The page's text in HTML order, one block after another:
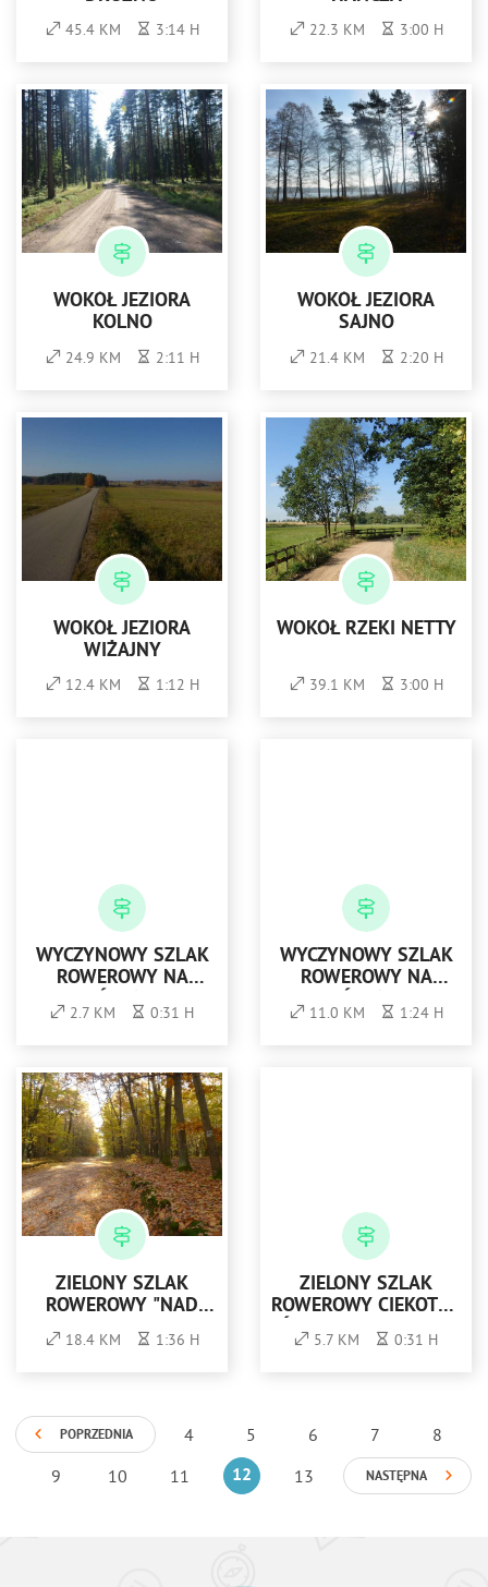
45.4 KM 3:14 H 22.3 KM 3:00 H
WOKÓŁ JEZIORA
KOLNO
24.9 KM 2:11 H
WOKÓŁ JEZIORA
SAJNO
21.4 KM 2:20 H
WOKÓŁ JEZIORA
WIŻAJNY
12.4 KM 1:12 H
WOKÓŁ RZEKI NETTY
39.1 KM 3:00 H
WYCZYNOWY SZLAK
ROWEROWY NA
PIERŚCIENICĘ -
CZERWONY
2.7 KM 0:31 H
WYCZYNOWY SZLAK
ROWEROWY NA
PIERŚCIENICĘ -
NIEBIESKI
11.0 KM 1:24 H
ZIELONY SZLAK
ROWEROWY "NAD
WIEPRZEM"
18.4 KM 1:36 H
ZIELONY SZLAK
ROWEROWY CIEKOTY -
ŚWIĘTA KATARZYNA
5.7 KM 0:31 H
POPRZEDNIA 4 5 6 7
8
9
10 11 12 13 NASTĘPNA